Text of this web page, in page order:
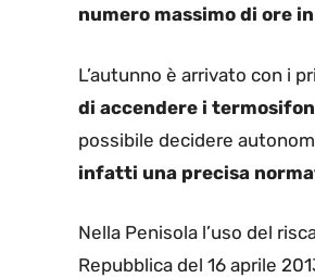
numero massimo di ore
L’autunno è arrivato con i
di accendere i
possibile decidere
infatti una precisa
Nella Penisola l’uso del
Repubblica del 16 aprile